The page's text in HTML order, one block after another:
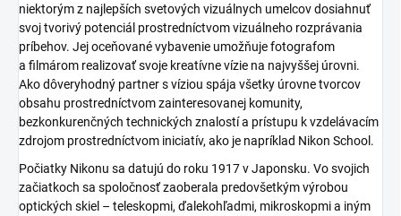
niektorým z najlepších svetových vizuálnych umelcov dosiahnuť
svoj tvorivý potenciál prostredníctvom vizuálneho rozprávania
príbehov. Jej oceňované vybavenie umožňuje fotografom
a filmárom realizovať svoje kreatívne vízie na najvyššej úrovni.
Ako dôveryhodný partner s víziou spája všetky úrovne tvorcov
obsahu prostredníctvom zainteresovanej komunity,
bezkonkurenčných technických znalostí a prístupu k vzdelávacím
zdrojom prostredníctvom iniciatív, ako je napríklad Nikon School.
Počiatky Nikonu sa datujú do roku 1917 v Japonsku. Vo svojich
začiatkoch sa spoločnosť zaoberala predovšetkým výrobou
optických skiel – teleskopmi, ďalekohľadmi, mikroskopmi a iným